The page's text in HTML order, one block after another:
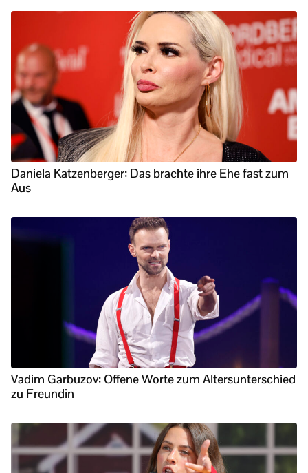
Daniela Katzenberger: Das brachte ihre Ehe fast zum
Aus
Vadim Garbuzov: Offene Worte zum Altersunterschied
zu Freundin